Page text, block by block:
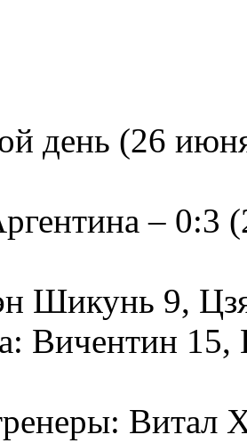
день (26
– 0:3
Шикунь 9,
Вичентин 15,
Витал